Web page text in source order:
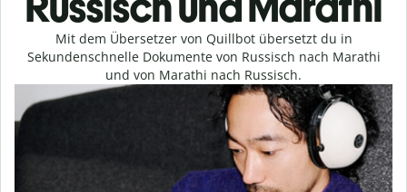
Mit dem Übersetzer von Quillbot übersetzt du in
Sekundenschnelle Dokumente von Russisch nach Marathi
und von Marathi nach Russisch.